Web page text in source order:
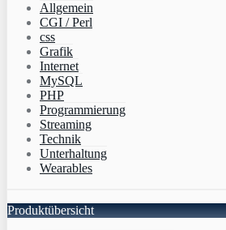
Allgemein
CGI / Perl
css
Grafik
Internet
MySQL
PHP
Programmierung
Streaming
Technik
Unterhaltung
Wearables
Produktübersicht